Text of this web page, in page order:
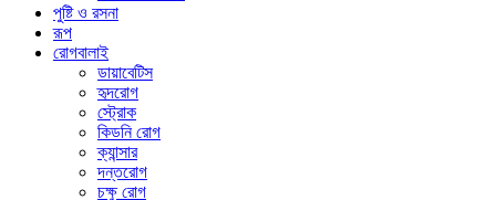
পুষ্টি ও রসনা
রূপ
রোগবালাই
ডায়াবেটিস
হৃদরোগ
স্ট্রোক
কিডনি রোগ
ক্যান্সার
দন্তরোগ
চক্ষু রোগ